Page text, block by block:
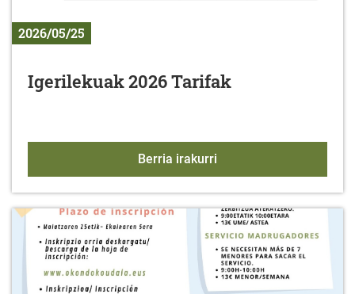
2026/05/25
Igerilekuak 2026 Tarifak
Berria irakurri